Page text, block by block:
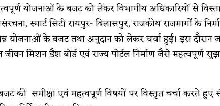
योजनाओं के बजट को लेकर विभागीय अधिकारियों से
स्मार्ट सिटी रायपुर- बिलासपुर, राजकीय राजमार्गों के
योजनाओं के बजट तथा अनुदान को लेकर चर्चा हुई। इस दौरान
मिशन डैश बोर्ड एवं राज्य पोर्टल निर्माण जैसे महत्वपूर्ण
बजट की समीक्षा एवं महत्वपूर्ण विषयों पर विस्तृत चर्चा करते